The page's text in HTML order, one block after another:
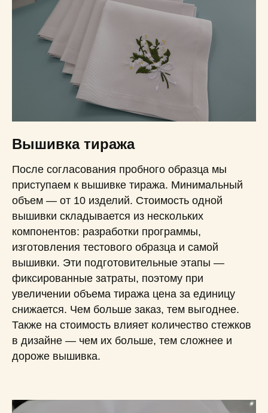
Вышивка тиража
После согласования пробного образца мы
приступаем к вышивке тиража. Минимальный
объем — от 10 изделий. Стоимость одной
вышивки складывается из нескольких
компонентов: разработки программы,
изготовления тестового образца и самой
вышивки. Эти подготовительные этапы —
фиксированные затраты, поэтому при
увеличении объема тиража цена за единицу
снижается. Чем больше заказ, тем выгоднее.
Также на стоимость влияет количество стежков
в дизайне — чем их больше, тем сложнее и
дороже вышивка.